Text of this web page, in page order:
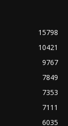
15798
10421
9767
7849
7353
7111
6035